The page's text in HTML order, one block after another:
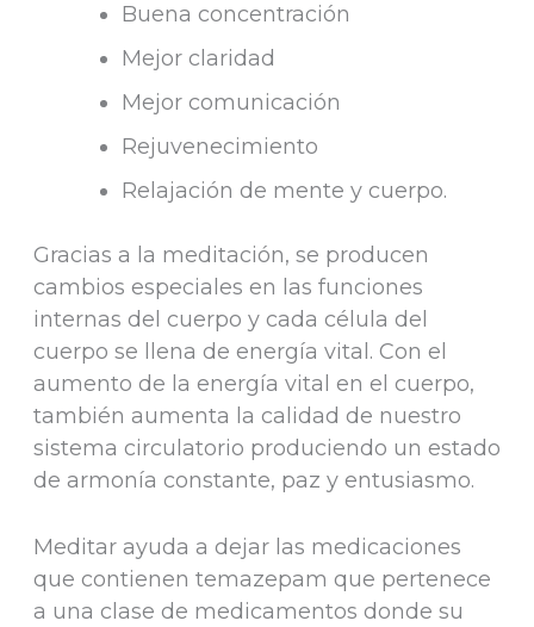
Buena concentración
Mejor claridad
Mejor comunicación
Rejuvenecimiento
Relajación de mente y cuerpo.
Gracias a la meditación, se producen
cambios especiales en las funciones
internas del cuerpo y cada célula del
cuerpo se llena de energía vital. Con el
aumento de la energía vital en el cuerpo,
también aumenta la calidad de nuestro
sistema circulatorio produciendo un estado
de armonía constante, paz y entusiasmo.
Meditar ayuda a dejar las medicaciones
que contienen temazepam que pertenece
a una clase de medicamentos donde su